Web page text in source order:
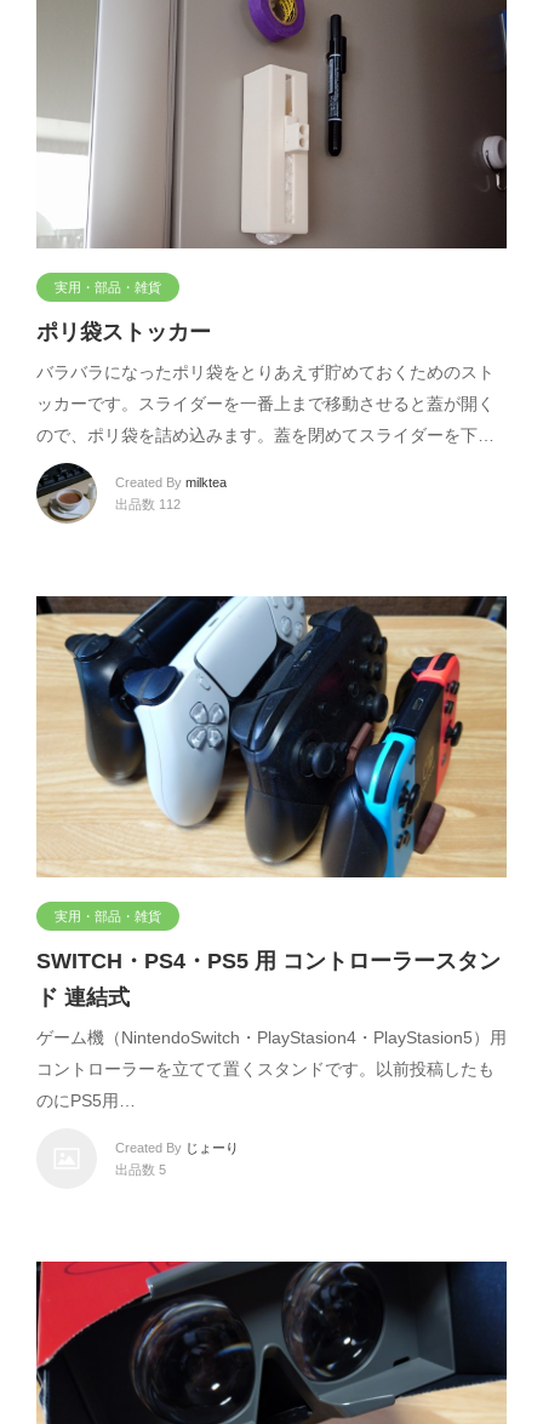
実用・部品・雑貨
ポリ袋ストッカー
バラバラになったポリ袋をとりあえず貯めておくためのスト
ッカーです。スライダーを一番上まで移動させると蓋が開く
ので、ポリ袋を詰め込みます。蓋を閉めてスライダーを下…
Created By milktea
出品数 112
実用・部品・雑貨
SWITCH・PS4・PS5 用 コントローラースタン
ド 連結式
ゲーム機（NintendoSwitch・PlayStasion4・PlayStasion5）用
コントローラーを立てて置くスタンドです。以前投稿したも
のにPS5用…
Created By じょーり
出品数 5